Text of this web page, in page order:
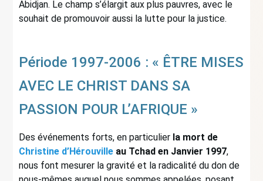
Abidjan. Le champ s’élargit aux plus pauvres, avec le
souhait de promouvoir aussi la lutte pour la justice.
Période 1997-2006 : « ÊTRE MISES
AVEC LE CHRIST DANS SA
PASSION POUR L’AFRIQUE »
Des événements forts, en particulier la mort de
Christine d’Hérouville au Tchad en Janvier 1997,
nous font mesurer la gravité et la radicalité du don de